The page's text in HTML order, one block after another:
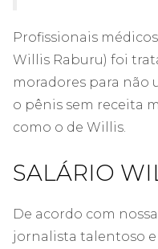
Profissionais
Willis Raburu) foi
moradores para não
o pênis sem receita
como o de Willis.
SALÁRIO
De acordo com
jornalista talentoso